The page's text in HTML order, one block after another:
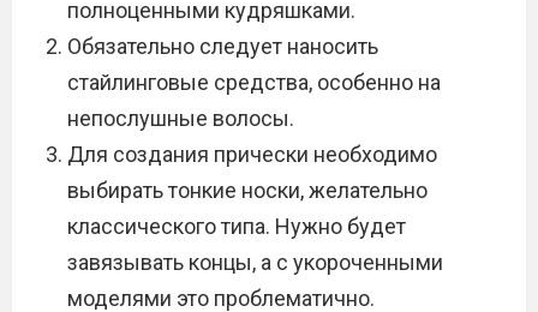
полноценными кудряшками.
Обязательно следует наносить
стайлинговые средства, особенно на
непослушные волосы.
Для создания прически необходимо
выбирать тонкие носки, желательно
классического типа. Нужно будет
завязывать концы, а с укороченными
моделями это проблематично.